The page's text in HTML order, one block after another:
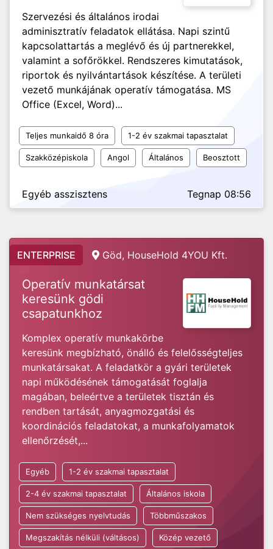
Szervezési és általános irodai
adminisztratív feladatok ellátása. Napi szintű
kapcsolattartás a meglévő és új partnerekkel,
valamint a sofőrökkel. Rendszeres kimutatások,
riportok és nyilvántartások készítése. A területi
vezető munkájának operatív támogatása. MS
Office (Excel, Word)...
Teljes munkaidő 8 óra 1-2 év szakmai tapasztalat
Szakközépiskola Angol Általános Beosztott
Egyéb asszisztens Tegnap 08:56
ENTERPRISE Göd, HouseHold 4YOU Kft.
Operatív munkatársat
keresünk gödi
csapatunkhoz
Komplex operatív munkakörbe
keresünk megbízható, önálló és felelősségteljes
munkatársakat. A feladatkör a gyári területek
napi működésének támogatását foglalja
magában, beleértve a területek tisztán és
rendben tartását, anyagmozgatási és
koordinációs feladatokat, a munkafolyamatok
ellenőrzését,...
Egyéb 1-2 év szakmai tapasztalat
2-4 év szakmai tapasztalat Általános iskola
Nem szükséges nyelvtudás Többműszakos
Megszakítás nélküli (váltásos) Közép vezető